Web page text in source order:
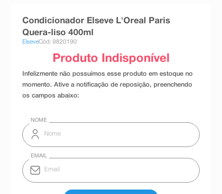
Condicionador Elseve L'Oreal Paris
Quera-liso 400ml
ElseveCód: 9820190
absorvente
10ºshampoo